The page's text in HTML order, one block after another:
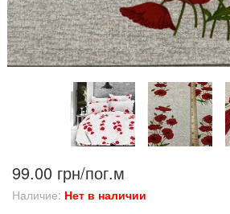
99.00 грн/пог.м
Наличие: Нет в наличии